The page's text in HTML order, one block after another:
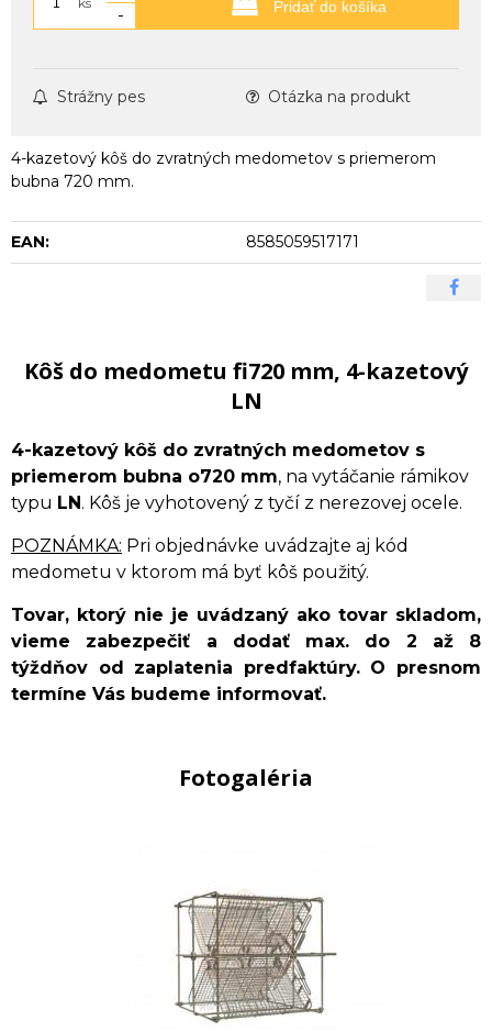
-
Pridať do košíka
Strážny pes Otázka na produkt
4-kazetový kôš do zvratných medometov s priemerom
bubna 720 mm.
EAN: 8585059517171
Kôš do medometu fi720 mm, 4-kazetový
LN
4-kazetový kôš do zvratných medometov s
priemerom bubna o720 mm, na vytáčanie rámikov
typu LN. Kôš je vyhotovený z tyčí z nerezovej ocele.
POZNÁMKA: Pri objednávke uvádzajte aj kód
medometu v ktorom má byť kôš použitý.
Tovar, ktorý nie je uvádzaný ako tovar skladom,
vieme zabezpečiť a dodať max. do 2 až 8
týždňov od zaplatenia predfaktúry. O presnom
termíne Vás budeme informovať.
Fotogaléria